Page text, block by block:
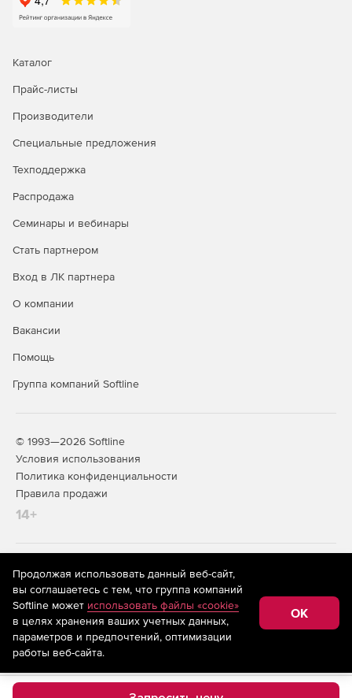
Каталог
Прайс-листы
Производители
Специальные предложения
Техподдержка
Распродажа
Семинары и вебинары
Стать партнером
Вход в ЛК партнера
О компании
Вакансии
Помощь
Группа компаний Softline
© 1993—2026 Softline
Условия использования
Политика конфиденциальности
Правила продажи
14+
На информационном ресурсе store.softline.ru применяются
рекомендательные технологии
(информационные технологии
предоставления информации на основе сбора,
систематизации и анализа сведений, относящихся к
предпочтениям пользователей сети «Интернет»,
находящихся на территории Российской Федерации)
Продолжая использовать данный веб-сайт,
вы соглашаетесь с тем, что группа компаний
Softline может использовать файлы «cookie»
в целях хранения ваших учетных данных,
параметров и предпочтений, оптимизации
работы веб-сайта.
OK